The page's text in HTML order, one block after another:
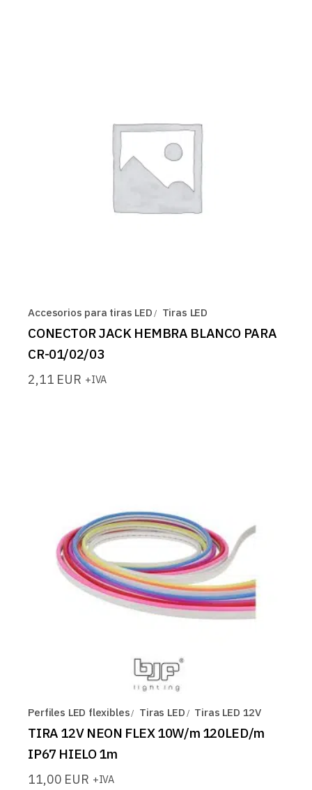
Accesorios para tiras LED Tiras LED
CONECTOR JACK HEMBRA BLANCO PARA
CR-01/02/03
2,11 EUR +IVA
Perfiles LED flexibles Tiras LED Tiras LED 12V
TIRA 12V NEON FLEX 10W/m 120LED/m
IP67 HIELO 1m
11,00 EUR +IVA